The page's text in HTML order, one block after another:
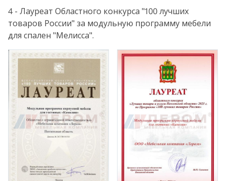
4 - Лауреат Областного конкурса "100 лучших
товаров России" за модульную программу мебели
для спален "Мелисса".